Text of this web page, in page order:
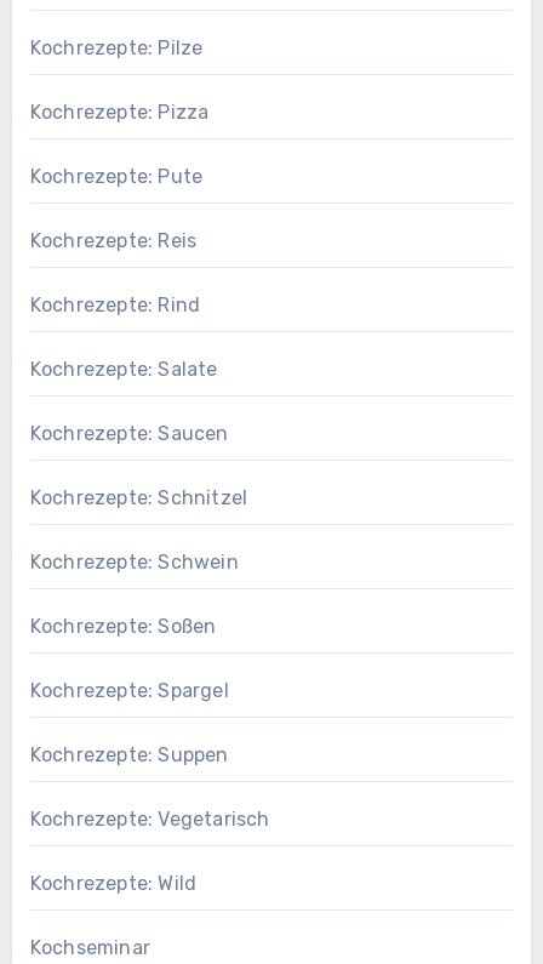
Kochrezepte: Pilze
Kochrezepte: Pizza
Kochrezepte: Pute
Kochrezepte: Reis
Kochrezepte: Rind
Kochrezepte: Salate
Kochrezepte: Saucen
Kochrezepte: Schnitzel
Kochrezepte: Schwein
Kochrezepte: Soßen
Kochrezepte: Spargel
Kochrezepte: Suppen
Kochrezepte: Vegetarisch
Kochrezepte: Wild
Kochseminar